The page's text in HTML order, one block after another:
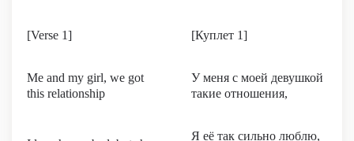
[Verse 1] [Куплет 1]
Me and my girl, we got
this relationship
У меня с моей девушкой
такие отношения,
Я её так сильно люблю,